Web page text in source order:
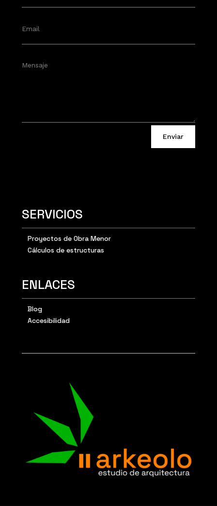
Enviar
SERVICIOS
Proyectos de Obra Menor
Cálculos de estructuras
ENLACES
Blog
Accesibilidad